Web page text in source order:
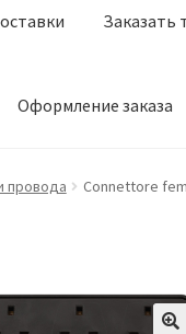
Заказать
Оформление заказа
Заказать товары
провода Connettore